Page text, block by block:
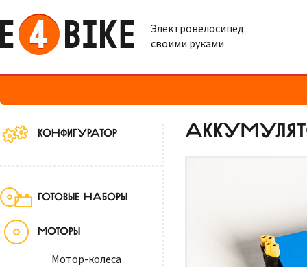
Электровелосипед
своими руками
КОНФИГУРАТОР
ГОТОВЫЕ НАБОРЫ
МОТОРЫ
Мотор-колеса